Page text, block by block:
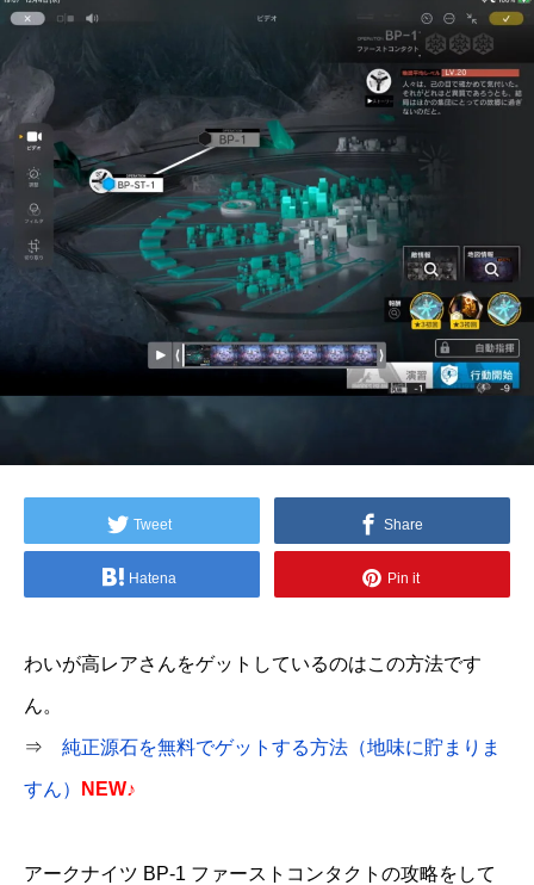
Tweet Share
Hatena Pin it
わいが高レアさんをゲットしているのはこの方法です
ん。
⇒ 純正源石を無料でゲットする方法（地味に貯まりま
すん） NEW♪
アークナイツ BP-1 ファーストコンタクトの攻略をして